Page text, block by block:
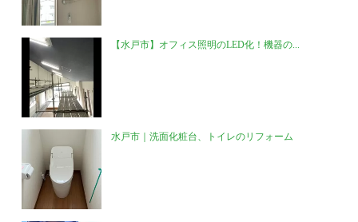
【水戸市】オフィス照明のLED化！機器の...
水戸市｜洗面化粧台、トイレのリフォーム